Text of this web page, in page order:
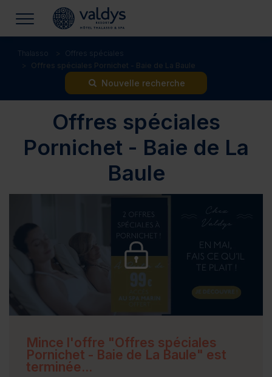
Thalasso
Offres spéciales
Offres spéciales Pornichet - Baie de La Baule
Nouvelle recherche
Offres spéciales
Pornichet - Baie de La
Baule
Mince l'offre "Offres spéciales
Pornichet - Baie de La Baule" est
terminée...